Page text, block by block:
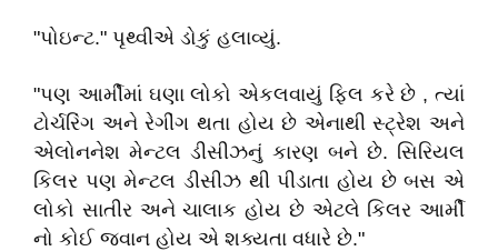
"પોઇન્ટ." પૃથ્વીએ ડોકું હલાવ્યું.
"પણ આર્મીમાં ઘણા લોકો એકલવાયું ફિલ કરે છે , ત્યાં
ટોર્ચરિંગ અને રેગીંગ થતા હોય છે એનાથી સ્ટ્રેશ અને
એલોનનેશ મેન્ટલ ડીસીઝનું કારણ બને છે. સિરિયલ
કિલર પણ મેન્ટલ ડીસીઝ થી પીડાતા હોય છે બસ એ
લોકો સાતીર અને ચાલાક હોય છે એટલે કિલર આર્મી
નો કોઈ જવાન હોય એ શક્યતા વધારે છે."